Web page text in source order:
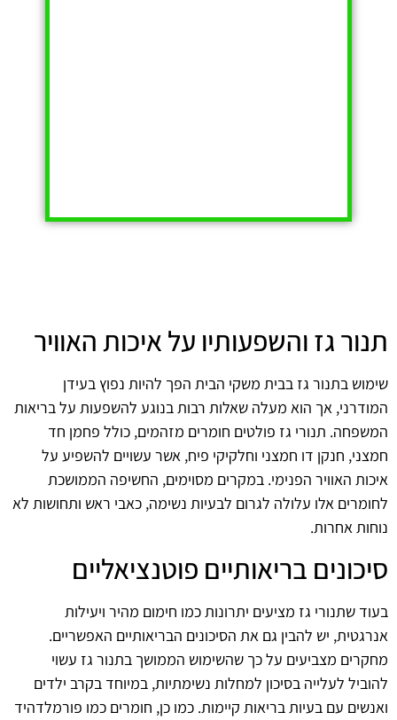
תנור גז והשפעותיו על איכות האוויר
שימוש בתנור גז בבית משקי הבית הפך להיות נפוץ בעידן
המודרני, אך הוא מעלה שאלות רבות בנוגע להשפעות על בריאות
המשפחה. תנורי גז פולטים חומרים מזהמים, כולל פחמן חד
חמצני, חנקן דו חמצני וחלקיקי פיח, אשר עשויים להשפיע על
איכות האוויר הפנימי. במקרים מסוימים, החשיפה הממושכת
לחומרים אלו עלולה לגרום לבעיות נשימה, כאבי ראש ותחושות לא
נוחות אחרות.
סיכונים בריאותיים פוטנציאליים
בעוד שתנורי גז מציעים יתרונות כמו חימום מהיר ויעילות
אנרגטית, יש להבין גם את הסיכונים הבריאותיים האפשריים.
מחקרים מצביעים על כך שהשימוש הממושך בתנור גז עשוי
להוביל לעלייה בסיכון למחלות נשימתיות, במיוחד בקרב ילדים
ואנשים עם בעיות בריאות קיימות. כמו כן, חומרים כמו פורמלדהיד